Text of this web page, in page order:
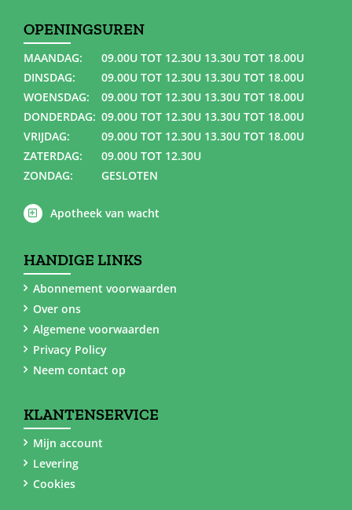
OPENINGSUREN
MAANDAG:
09.00U TOT 12.30U 13.30U TOT 18.00U
DINSDAG:
09.00U TOT 12.30U 13.30U TOT 18.00U
WOENSDAG:
09.00U TOT 12.30U 13.30U TOT 18.00U
DONDERDAG: 09.00U TOT 12.30U 13.30U TOT 18.00U
VRIJDAG:
09.00U TOT 12.30U 13.30U TOT 18.00U
ZATERDAG:
09.00U TOT 12.30U
ZONDAG:
GESLOTEN
Apotheek van wacht
HANDIGE LINKS
Abonnement voorwaarden
Over ons
Algemene voorwaarden
Privacy Policy
Neem contact op
KLANTENSERVICE
Mijn account
Levering
Cookies